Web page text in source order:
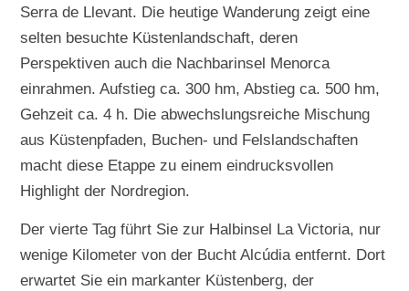
Serra de Llevant. Die heutige Wanderung zeigt eine
selten besuchte Küstenlandschaft, deren
Perspektiven auch die Nachbarinsel Menorca
einrahmen. Aufstieg ca. 300 hm, Abstieg ca. 500 hm,
Gehzeit ca. 4 h. Die abwechslungsreiche Mischung
aus Küstenpfaden, Buchen- und Felslandschaften
macht diese Etappe zu einem eindrucksvollen
Highlight der Nordregion.
Der vierte Tag führt Sie zur Halbinsel La Victoria, nur
wenige Kilometer von der Bucht Alcúdia entfernt. Dort
erwartet Sie ein markanter Küstenberg, der